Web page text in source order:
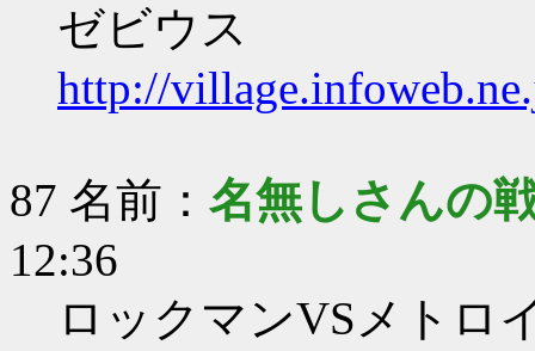
ゼビウス
http://
87 名前： 名無しさんの
12:36
ロックマンVSメトロ